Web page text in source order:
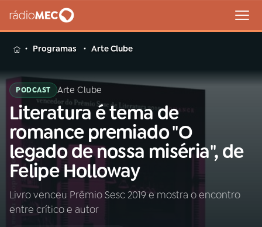
MENU
Buscar
na
Rádio
MEC
Buscar
Início
01 INÍCIO
Programas Arte Clube
PODCAST Arte Clube
Literatura é tema de
romance premiado "O
legado de nossa miséria", de
Felipe Holloway
Livro venceu Prêmio Sesc 2019 e mostra o encontro
entre crítico e autor